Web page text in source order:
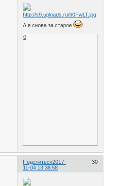
А я снова за старое
0
Поделиться 30
2017-
11-04 13:38:58